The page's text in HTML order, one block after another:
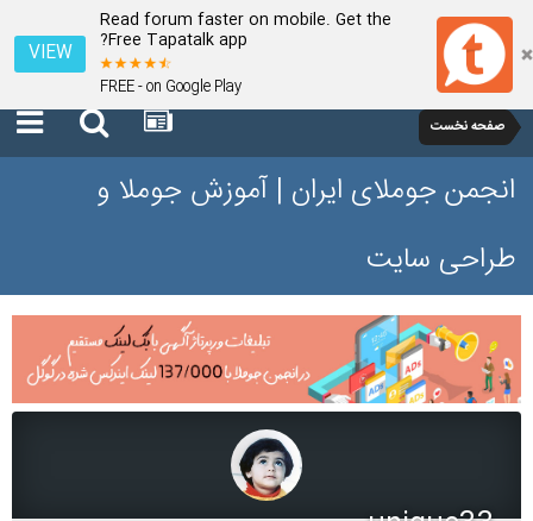
Read forum faster on mobile. Get the
Free Tapatalk app?
FREE - on Google Play
VIEW
صفحه نخست
انجمن جوملای ایران | آموزش جوملا و
طراحی سایت